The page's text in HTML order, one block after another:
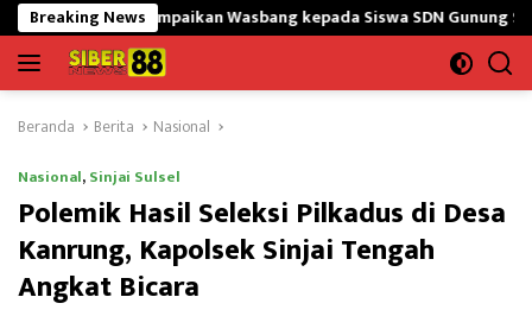
Langsung
ke
konten
Breaking News
Wasbang kepada Siswa SDN Gunung Susu
Beranda Berita Nasional
Nasional,Sinjai Sulsel
Polemik Hasil Seleksi Pilkadus di Desa
Kanrung, Kapolsek Sinjai Tengah
Angkat Bicara